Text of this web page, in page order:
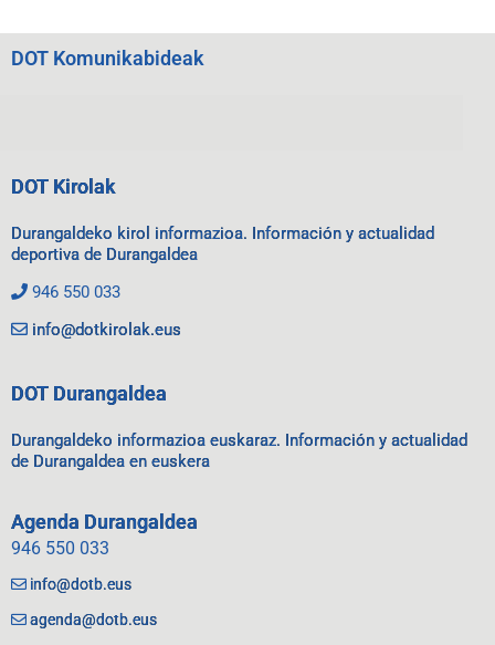
DOT Komunikabideak
DOT Kirolak
Durangaldeko kirol informazioa. Información y actualidad
deportiva de Durangaldea
946 550 033
info@dotkirolak.eus
DOT Durangaldea
Durangaldeko informazioa euskaraz. Información y actualidad
de Durangaldea en euskera
Agenda Durangaldea
946 550 033
info@dotb.eus
agenda@dotb.eus